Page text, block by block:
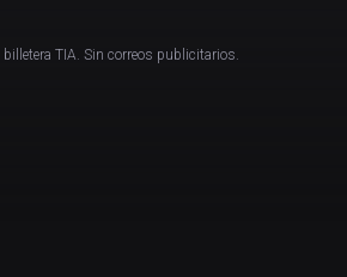
TIA. Sin correos publicitarios.